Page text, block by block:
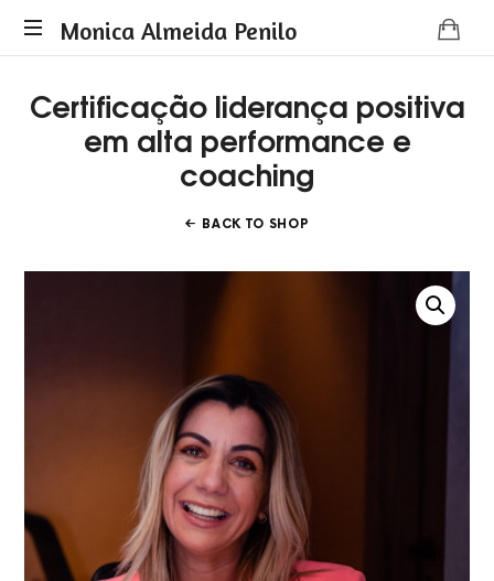
Monica
Penilo
Monica Almeida Penilo
Almeida
Penilo
Certificação liderança positiva
em alta performance e
coaching
BACK TO SHOP